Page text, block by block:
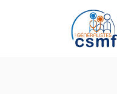
Passer au contenu principal